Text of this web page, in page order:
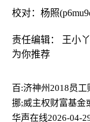
校对：杨照
责任编辑： 王小丫
为你推荐
百:济神州2018员
挪;威主权财富基金
华声在线2026-04-